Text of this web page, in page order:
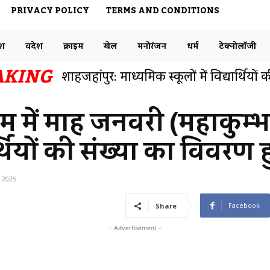
PRIVACY POLICY TERMS AND CONDITIONS
विदेश क्राइम खेल मनोरंजन धर्म टेक्नोलॉजी
बनारस रेलवे स्टेशन एक नंबर प्लेटफार्म से
समाजसेवी डॉक्टर राजेश ने ट्विटर पर रेलवे
में माह जनवरी
की संख्या का
Share Facebook
- Advertisement -